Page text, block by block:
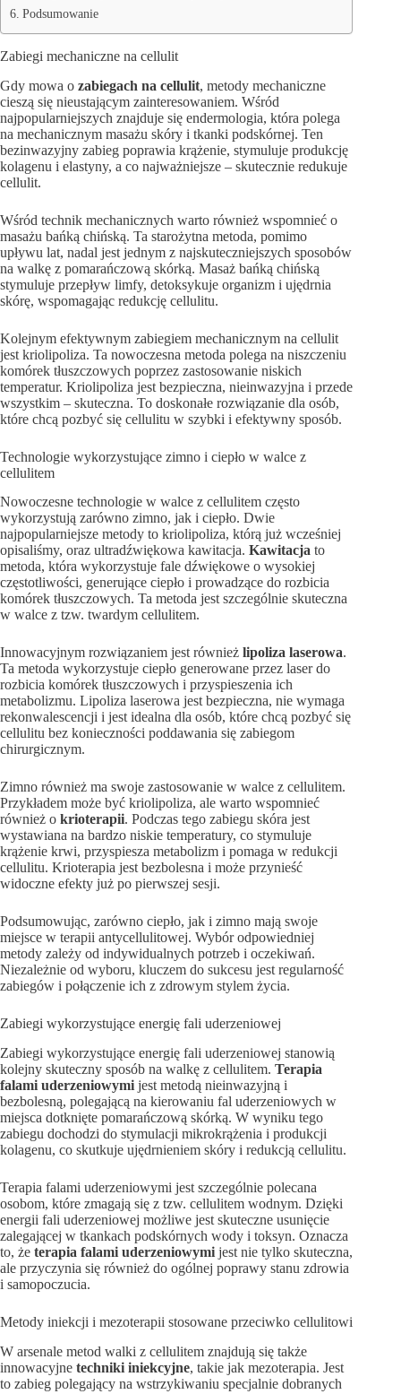
Podsumowanie
Zabiegi mechaniczne na cellulit
Gdy mowa o zabiegach na cellulit, metody mechaniczne
cieszą się nieustającym zainteresowaniem. Wśród
najpopularniejszych znajduje się endermologia, która polega
na mechanicznym masażu skóry i tkanki podskórnej. Ten
bezinwazyjny zabieg poprawia krążenie, stymuluje produkcję
kolagenu i elastyny, a co najważniejsze – skutecznie redukuje
cellulit.
Wśród technik mechanicznych warto również wspomnieć o
masażu bańką chińską. Ta starożytna metoda, pomimo
upływu lat, nadal jest jednym z najskuteczniejszych sposobów
na walkę z pomarańczową skórką. Masaż bańką chińską
stymuluje przepływ limfy, detoksykuje organizm i ujędrnia
skórę, wspomagając redukcję cellulitu.
Kolejnym efektywnym zabiegiem mechanicznym na cellulit
jest kriolipoliza. Ta nowoczesna metoda polega na niszczeniu
komórek tłuszczowych poprzez zastosowanie niskich
temperatur. Kriolipoliza jest bezpieczna, nieinwazyjna i przede
wszystkim – skuteczna. To doskonałe rozwiązanie dla osób,
które chcą pozbyć się cellulitu w szybki i efektywny sposób.
Technologie wykorzystujące zimno i ciepło w walce z
cellulitem
Nowoczesne technologie w walce z cellulitem często
wykorzystują zarówno zimno, jak i ciepło. Dwie
najpopularniejsze metody to kriolipoliza, którą już wcześniej
opisaliśmy, oraz ultradźwiękowa kawitacja. Kawitacja to
metoda, która wykorzystuje fale dźwiękowe o wysokiej
częstotliwości, generujące ciepło i prowadzące do rozbicia
komórek tłuszczowych. Ta metoda jest szczególnie skuteczna
w walce z tzw. twardym cellulitem.
Innowacyjnym rozwiązaniem jest również lipoliza laserowa.
Ta metoda wykorzystuje ciepło generowane przez laser do
rozbicia komórek tłuszczowych i przyspieszenia ich
metabolizmu. Lipoliza laserowa jest bezpieczna, nie wymaga
rekonwalescencji i jest idealna dla osób, które chcą pozbyć się
cellulitu bez konieczności poddawania się zabiegom
chirurgicznym.
Zimno również ma swoje zastosowanie w walce z cellulitem.
Przykładem może być kriolipoliza, ale warto wspomnieć
również o krioterapii. Podczas tego zabiegu skóra jest
wystawiana na bardzo niskie temperatury, co stymuluje
krążenie krwi, przyspiesza metabolizm i pomaga w redukcji
cellulitu. Krioterapia jest bezbolesna i może przynieść
widoczne efekty już po pierwszej sesji.
Podsumowując, zarówno ciepło, jak i zimno mają swoje
miejsce w terapii antycellulitowej. Wybór odpowiedniej
metody zależy od indywidualnych potrzeb i oczekiwań.
Niezależnie od wyboru, kluczem do sukcesu jest regularność
zabiegów i połączenie ich z zdrowym stylem życia.
Zabiegi wykorzystujące energię fali uderzeniowej
Zabiegi wykorzystujące energię fali uderzeniowej stanowią
kolejny skuteczny sposób na walkę z cellulitem. Terapia
falami uderzeniowymi jest metodą nieinwazyjną i
bezbolesną, polegającą na kierowaniu fal uderzeniowych w
miejsca dotknięte pomarańczową skórką. W wyniku tego
zabiegu dochodzi do stymulacji mikrokrążenia i produkcji
kolagenu, co skutkuje ujędrnieniem skóry i redukcją cellulitu.
Terapia falami uderzeniowymi jest szczególnie polecana
osobom, które zmagają się z tzw. cellulitem wodnym. Dzięki
energii fali uderzeniowej możliwe jest skuteczne usunięcie
zalegającej w tkankach podskórnych wody i toksyn. Oznacza
to, że terapia falami uderzeniowymi jest nie tylko skuteczna,
ale przyczynia się również do ogólnej poprawy stanu zdrowia
i samopoczucia.
Metody iniekcji i mezoterapii stosowane przeciwko cellulitowi
W arsenale metod walki z cellulitem znajdują się także
innowacyjne techniki iniekcyjne, takie jak mezoterapia. Jest
to zabieg polegający na wstrzykiwaniu specjalnie dobranych